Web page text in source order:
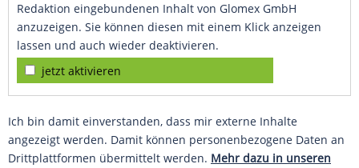
Redaktion eingebundenen Inhalt von Glomex GmbH
anzuzeigen. Sie können diesen mit einem Klick anzeigen
lassen und auch wieder deaktivieren.
jetzt aktivieren
Ich bin damit einverstanden, dass mir externe Inhalte
angezeigt werden. Damit können personenbezogene Daten an
Drittplattformen übermittelt werden. Mehr dazu in unseren